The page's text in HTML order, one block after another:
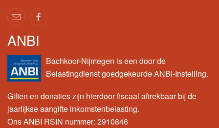
ANBI
Bachkoor-Nijmegen is een door de
Belastingdienst goedgekeurde ANBI-Instelling.
Giften en donaties zijn hierdoor fiscaal aftrekbaar bij de
jaarlijkse aangifte inkomstenbelasting.
Ons ANBI RSIN nummer: 2910846